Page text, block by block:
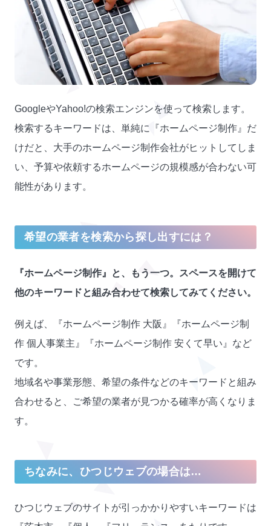
GoogleやYahoo!の検索エンジンを使って検索します。
検索するキーワードは、単純に『ホームページ制作』だ
けだと、大手のホームページ制作会社がヒットしてしま
い、予算や依頼するホームページの規模感が合わない可
能性があります。
希望の業者を検索から探し出すには？
『ホームページ制作』と、もう一つ。スペースを開けて
他のキーワードと組み合わせて検索してみてください。
例えば、『ホームページ制作 大阪』『ホームページ制
作 個人事業主』『ホームページ制作 安くて早い』など
です。
地域名や事業形態、希望の条件などのキーワードと組み
合わせると、ご希望の業者が見つかる確率が高くなりま
す。
ちなみに、ひつじウェブの場合は…
ひつじウェブのサイトが引っかかりやすいキーワードは